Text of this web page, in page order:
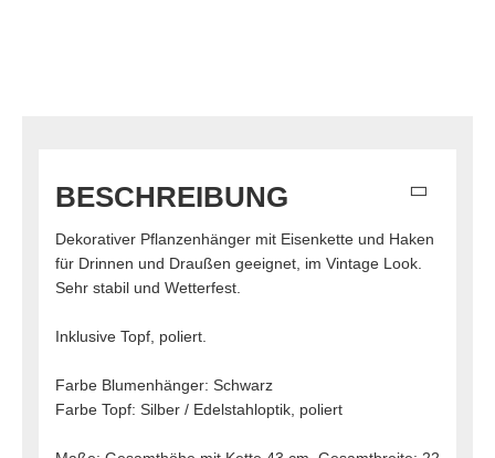
BESCHREIBUNG
Dekorativer Pflanzenhänger mit Eisenkette und Haken
für Drinnen und Draußen geeignet, im Vintage Look.
Sehr stabil und Wetterfest.
Inklusive Topf, poliert.
Farbe Blumenhänger: Schwarz
Farbe Topf: Silber / Edelstahloptik, poliert